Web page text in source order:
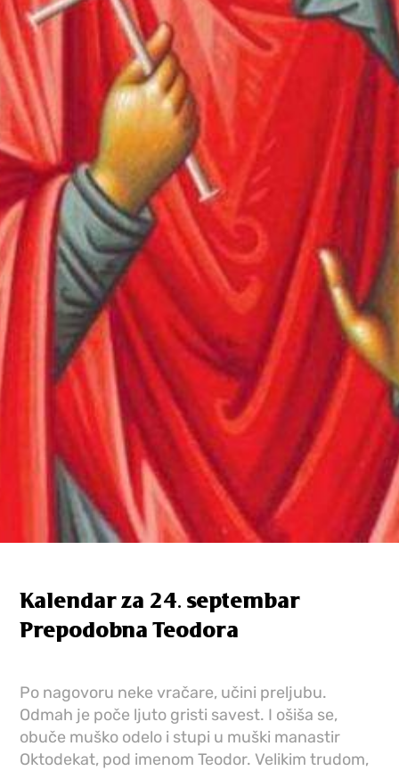
Kalendar za 24. septembar
Prepodobna Teodora
Po nagovoru neke vračare, učini preljubu.
Odmah je poče ljuto gristi savest. I ošiša se,
obuče muško odelo i stupi u muški manastir
Oktodekat, pod imenom Teodor. Velikim trudom,